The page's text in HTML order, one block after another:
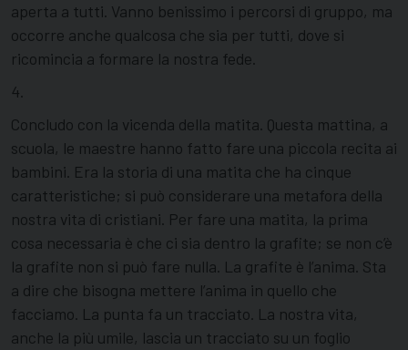
aperta a tutti. Vanno benissimo i percorsi di gruppo, ma
occorre anche qualcosa che sia per tutti, dove si
ricomincia a formare la nostra fede.
4.
Concludo con la vicenda della matita. Questa mattina, a
scuola, le maestre hanno fatto fare una piccola recita ai
bambini. Era la storia di una matita che ha cinque
caratteristiche; si può considerare una metafora della
nostra vita di cristiani. Per fare una matita, la prima
cosa necessaria è che ci sia dentro la grafite; se non c’è
la grafite non si può fare nulla. La grafite è l’anima. Sta
a dire che bisogna mettere l’anima in quello che
facciamo. La punta fa un tracciato. La nostra vita,
anche la più umile, lascia un tracciato su un foglio